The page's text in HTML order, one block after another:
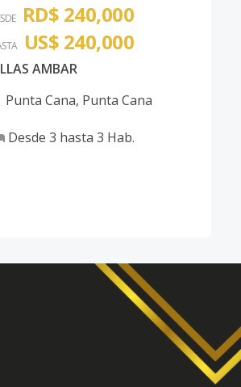
RD$ 240,000
US$ 240,000
AMBAR
Punta Cana, Punta Cana
Desde 3 hasta 3 Hab.